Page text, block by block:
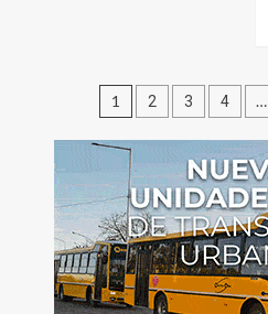
Paginación
de
entradas
1 2 3 4 …